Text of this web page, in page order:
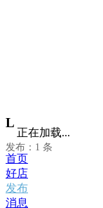
L
发布：1 条
正在加载...
首页
好店
发布
消息